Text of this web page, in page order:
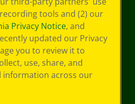
tools and (2) our
Privacy Notice, and
updated our Privacy
you to review it to
use, share, and
across our